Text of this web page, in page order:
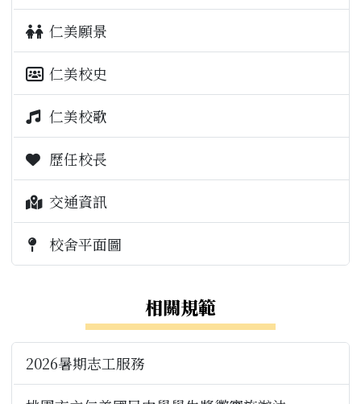
仁美願景
仁美校史
仁美校歌
歷任校長
交通資訊
校舍平面圖
相關規範
2026暑期志工服務